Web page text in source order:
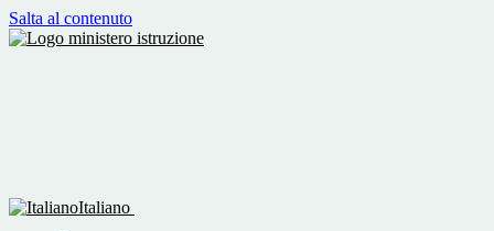
Salta al contenuto
Italiano